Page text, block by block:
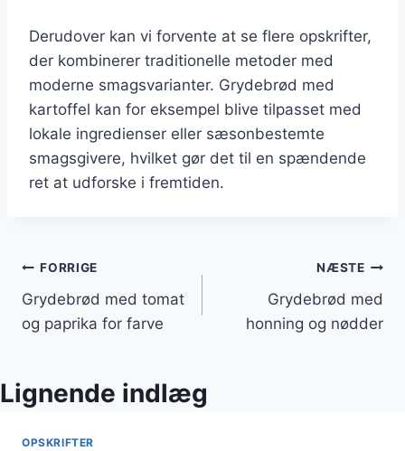
Derudover kan vi forvente at se flere opskrifter,
der kombinerer traditionelle metoder med
moderne smagsvarianter. Grydebrød med
kartoffel kan for eksempel blive tilpasset med
lokale ingredienser eller sæsonbestemte
smagsgivere, hvilket gør det til en spændende
ret at udforske i fremtiden.
Indlægsnavigation
FORRIGE
Grydebrød med tomat
og paprika for farve
NÆSTE
Grydebrød med
honning og nødder
Lignende indlæg
OPSKRIFTER